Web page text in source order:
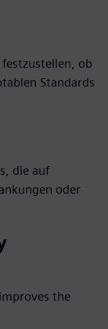
ob
Standards
die auf
oder
the